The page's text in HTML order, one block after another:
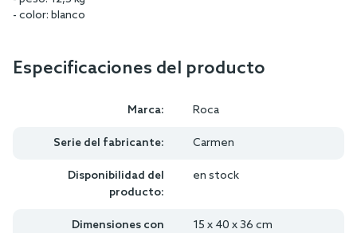
- color: blanco
Especificaciones del producto
Marca: Roca
Serie del fabricante: Carmen
Disponibilidad del
producto:
en stock
Dimensiones con
15 x 40 x 36 cm